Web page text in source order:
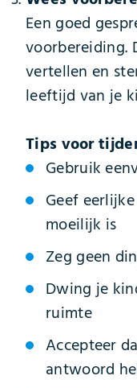
Een goed
voorbereiding.
vertellen en
leeftijd van je
Tips voor
Gebruik
Geef
moeilijk is
Zeg geen
Dwing je
ruimte
Accepteer
antwoord